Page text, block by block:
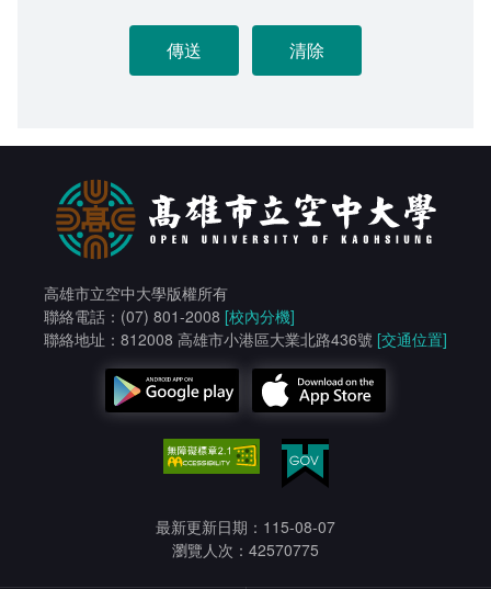
高雄市立空中大學版權所有
聯絡電話：(07) 801-2008 [校內分機]
聯絡地址：812008 高雄市小港區大業北路436號 [交通位置]
最新更新日期：115-08-07
瀏覽人次：42570775